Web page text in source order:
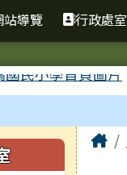
全球
站導覽 行政處室
主